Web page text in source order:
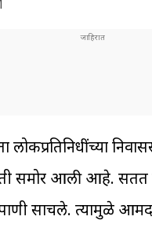
समोर आली आहे.
साचले. त्यामुळे